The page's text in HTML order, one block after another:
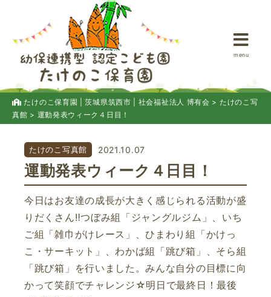
menu
たけのこ保育園 | 茨城県筑西市 | 社会福祉法人 博有会 > たけのこ写
真館 > 運動発表ウィーク４日目！
たけのこ写真館 2021.10.07
運動発表ウィーク４日目！
今日はお友達の成長が大きく感じられる活動が盛
りだくさん‼つぼみ組「ジャングルジム」、いち
ご組「雑巾がけレース」、ひまわり組「かけっ
こ・サーキット」、わかば組「跳び箱」、そら組
「跳び箱」を行いました。みんな自分の目標に向
かって笑顔でチャレンジ☆明日で最終日！最後